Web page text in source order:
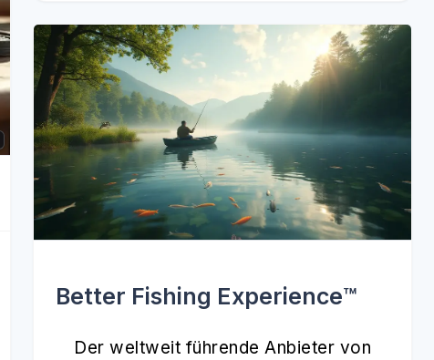
Better Fishing Experience™️
Der weltweit führende Anbieter von